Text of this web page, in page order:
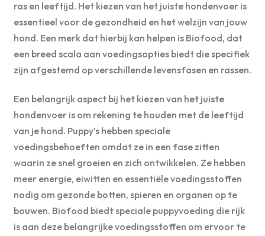
ras en leeftijd. Het kiezen van het juiste hondenvoer is
essentieel voor de gezondheid en het welzijn van jouw
hond. Een merk dat hierbij kan helpen is Biofood, dat
een breed scala aan voedingsopties biedt die specifiek
zijn afgestemd op verschillende levensfasen en rassen.
Een belangrijk aspect bij het kiezen van het juiste
hondenvoer is om rekening te houden met de leeftijd
van je hond. Puppy’s hebben speciale
voedingsbehoeften omdat ze in een fase zitten
waarin ze snel groeien en zich ontwikkelen. Ze hebben
meer energie, eiwitten en essentiële voedingsstoffen
nodig om gezonde botten, spieren en organen op te
bouwen. Biofood biedt speciale puppyvoeding die rijk
is aan deze belangrijke voedingsstoffen om ervoor te